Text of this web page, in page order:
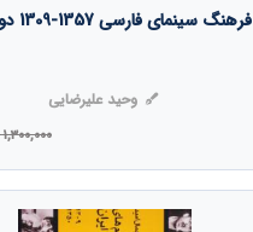
فرهنگ سینمای فارسی 1357-1309 دوجلدی
وحید علیرضایی
1,300,000